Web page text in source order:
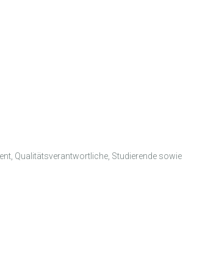
Qualitätsverantwortliche, Studierende sowie